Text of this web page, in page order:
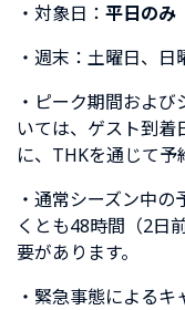
・対象日： 平日のみ
・週末：土曜日、日
・ピーク期間およ
いては、ゲスト到
に、THKを通じて予
・通常シーズン中
くとも48時間（2日
要があります。
・緊急事態による